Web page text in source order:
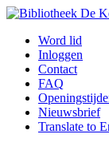
Word lid
Inloggen
Contact
FAQ
Nieuwsbrief
Translate to